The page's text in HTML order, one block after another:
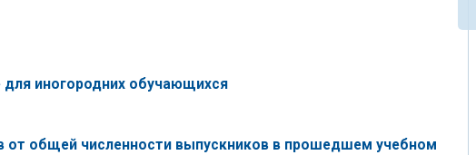
иногородних обучающихся
от общей численности выпускников в прошедшем учебном